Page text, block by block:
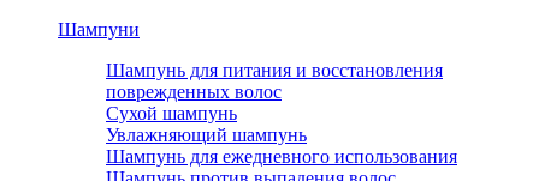
Шампуни
Шампунь для питания и восстановления
поврежденных волос
Сухой шампунь
Увлажняющий шампунь
Шампунь для ежедневного использования